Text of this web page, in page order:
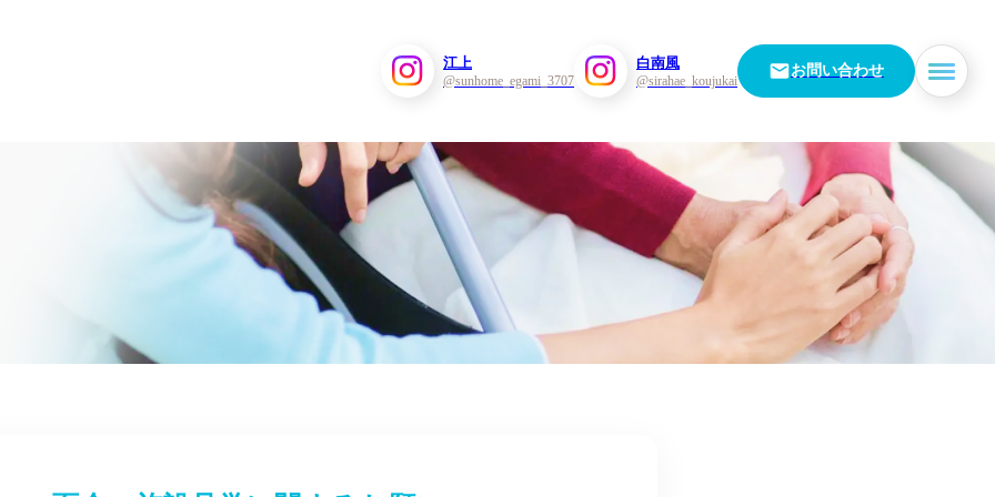
江上
@sunhome_egami_3707
白南風
@sirahae_koujukai
お問い合わせ